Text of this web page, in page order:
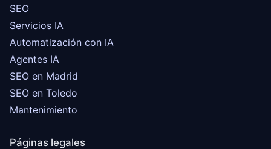
SEO
Servicios IA
Automatización con IA
Agentes IA
SEO en Madrid
SEO en Toledo
Mantenimiento
Páginas legales